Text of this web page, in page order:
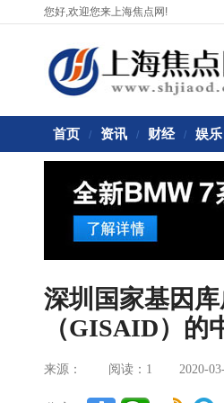
您好,欢迎您来上海焦点网!
首页 / 资讯 / 财经 / 娱乐
深圳国家基因
（GISAID）的
来源： 阅读：1 2020-